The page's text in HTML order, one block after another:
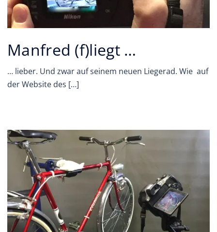
Manfred (f)liegt …
… lieber. Und zwar auf seinem neuen Liegerad. Wie auf
der Website des […]